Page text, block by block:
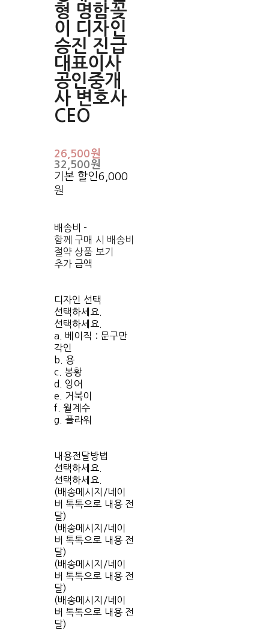
형 명함꽂
이 디자인
승진 진급
대표이사
공인중개
사 변호사
CEO
26,500원
32,500원
기본 할인6,000
원
배송비-
함께 구매 시 배송비
절약 상품 보기
추가 금액
디자인 선택
선택하세요.
선택하세요.
a. 베이직 : 문구만
각인
b. 용
c. 봉황
d. 잉어
e. 거북이
f. 월계수
g. 플라워
내용전달방법
선택하세요.
선택하세요.
(배송메시지/네이
버 톡톡으로 내용 전
달)
(배송메시지/네이
버 톡톡으로 내용 전
달)
(배송메시지/네이
버 톡톡으로 내용 전
달)
(배송메시지/네이
버 톡톡으로 내용 전
달)